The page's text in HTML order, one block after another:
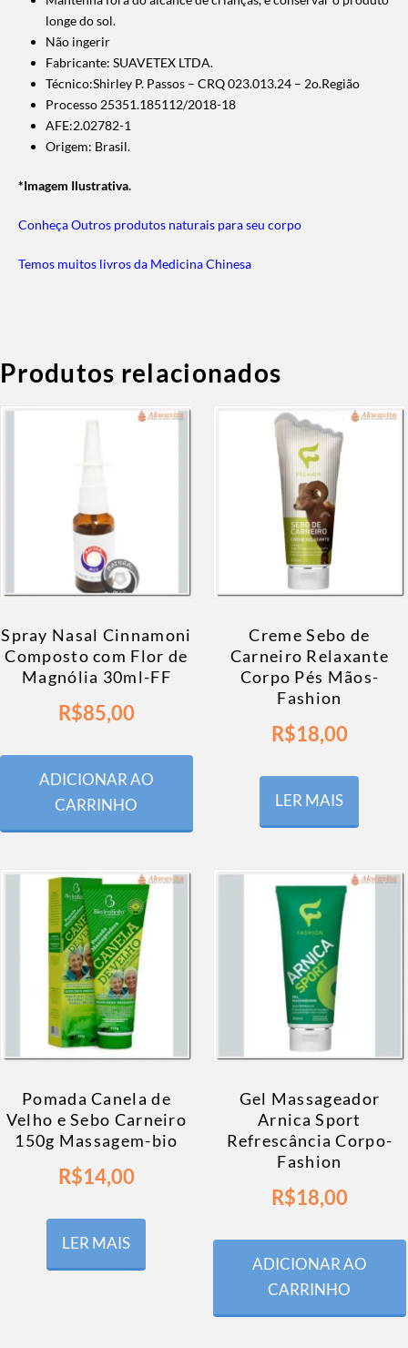
longe do sol.
Não ingerir
Fabricante: SUAVETEX LTDA.
Técnico:Shirley P. Passos – CRQ 023.013.24 – 2o.Região
Processo 25351.185112/2018-18
AFE:2.02782-1
Origem: Brasil.
*Imagem Ilustrativa.
Conheça Outros produtos naturais para seu corpo
Temos muitos livros da Medicina Chinesa
Produtos relacionados
Spray Nasal Cinnamoni
Composto com Flor de
Magnólia 30ml-FF
R$85,00
ADICIONAR AO
CARRINHO
Creme Sebo de
Carneiro Relaxante
Corpo Pés Mãos-
Fashion
R$18,00
LER MAIS
Pomada Canela de
Velho e Sebo Carneiro
150g Massagem-bio
R$14,00
LER MAIS
Gel Massageador
Arnica Sport
Refrescância Corpo-
Fashion
R$18,00
ADICIONAR AO
CARRINHO